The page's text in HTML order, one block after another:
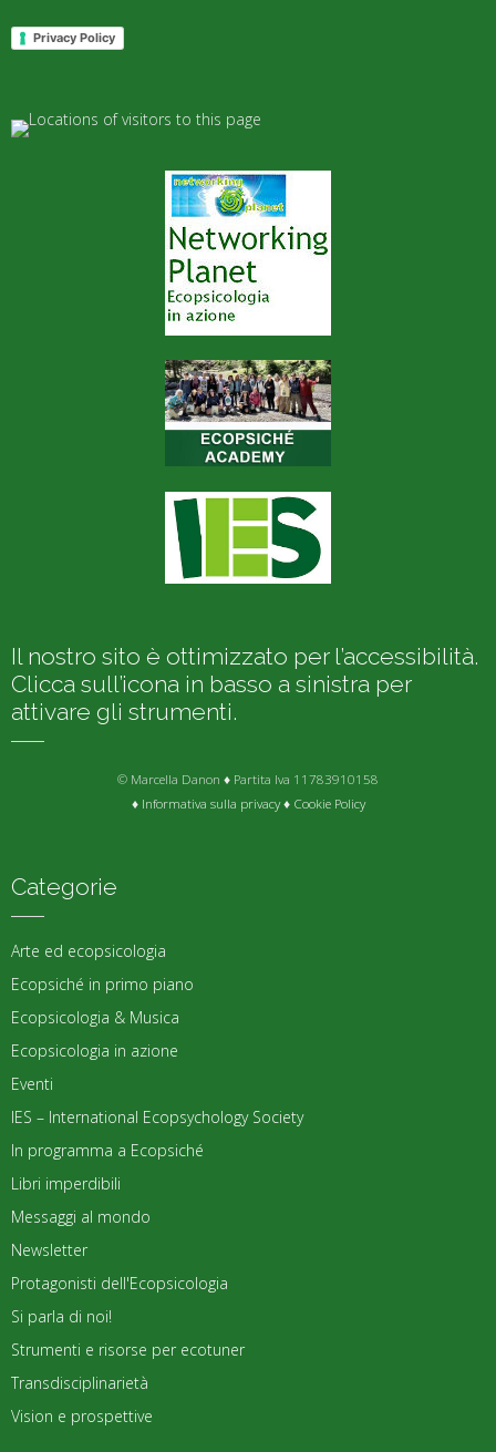
Privacy Policy
Il nostro sito è ottimizzato per l’accessibilità.
Clicca sull’icona in basso a sinistra per
attivare gli strumenti.
© Marcella Danon ♦ Partita Iva 11783910158
♦ Informativa sulla privacy♦ Cookie Policy
Categorie
Arte ed ecopsicologia
Ecopsiché in primo piano
Ecopsicologia & Musica
Ecopsicologia in azione
Eventi
IES – International Ecopsychology Society
In programma a Ecopsiché
Libri imperdibili
Messaggi al mondo
Newsletter
Protagonisti dell'Ecopsicologia
Si parla di noi!
Strumenti e risorse per ecotuner
Transdisciplinarietà
Vision e prospettive